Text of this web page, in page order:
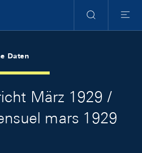
Suche
Menu
Daten
März 1929 /
mars 1929